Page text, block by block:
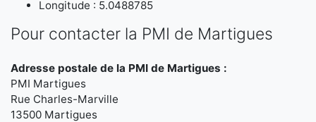
Longitude : 5.0488785
Pour contacter la PMI de Martigues
Adresse postale de la PMI de Martigues :
PMI Martigues
Rue Charles-Marville
13500 Martigues